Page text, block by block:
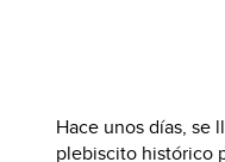
Hace unos días, se
plebiscito histórico